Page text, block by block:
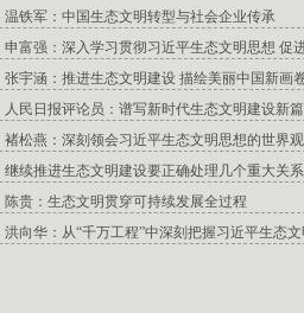
温铁军：中国生态文明转型与社会企业传承
申富强：深入学习贯彻习近平生态文明思想 促
张宇涵：推进生态文明建设 描绘美丽中国新画
人民日报评论员：谱写新时代生态文明建设新
褚松燕：深刻领会习近平生态文明思想的世界
继续推进生态文明建设要正确处理几个重大关系
陈贵：生态文明贯穿可持续发展全过程
洪向华：从“千万工程”中深刻把握习近平生态